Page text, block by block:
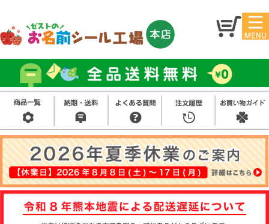
マイ
ジ
お名
前シ
ール
アイ
ロン
シー
ル
お買
い得
セッ
ト
スタ
ンプ
その
他